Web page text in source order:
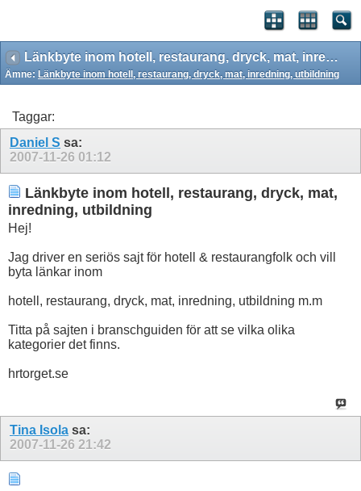
Länkbyte inom hotell, restaurang, dryck, mat, inredning, utbildning
Ämne: Länkbyte inom hotell, restaurang, dryck, mat, inredning, utbildning
Taggar:
Daniel S sa:
2007-11-26 01:12
Länkbyte inom hotell, restaurang, dryck, mat,
inredning, utbildning
Hej!
Jag driver en seriös sajt för hotell & restaurangfolk och vill
byta länkar inom
hotell, restaurang, dryck, mat, inredning, utbildning m.m
Titta på sajten i branschguiden för att se vilka olika
kategorier det finns.
hrtorget.se
Tina Isola sa:
2007-11-26 21:42